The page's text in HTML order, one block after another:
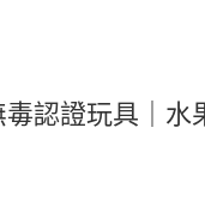
毒認證玩具｜水